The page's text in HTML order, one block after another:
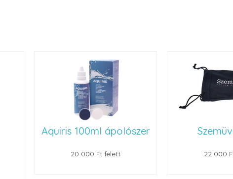
Aquiris 100ml ápolószer
20 000 Ft felett
Szemüvegtok
22 000 Ft felett